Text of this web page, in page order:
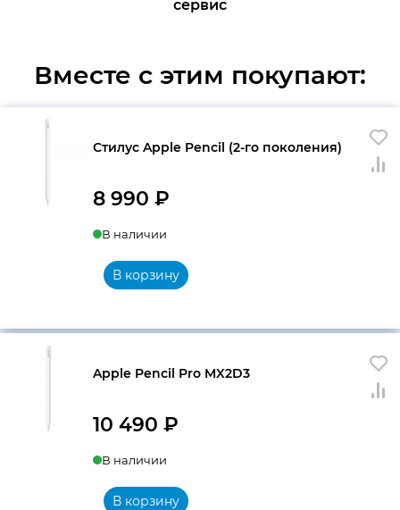
сервис
Вместе с этим покупают:
Стилус Apple Pencil (2-го поколения)
8 990 ₽
В наличии
В корзину
Apple Pencil Pro MX2D3
10 490 ₽
В наличии
В корзину